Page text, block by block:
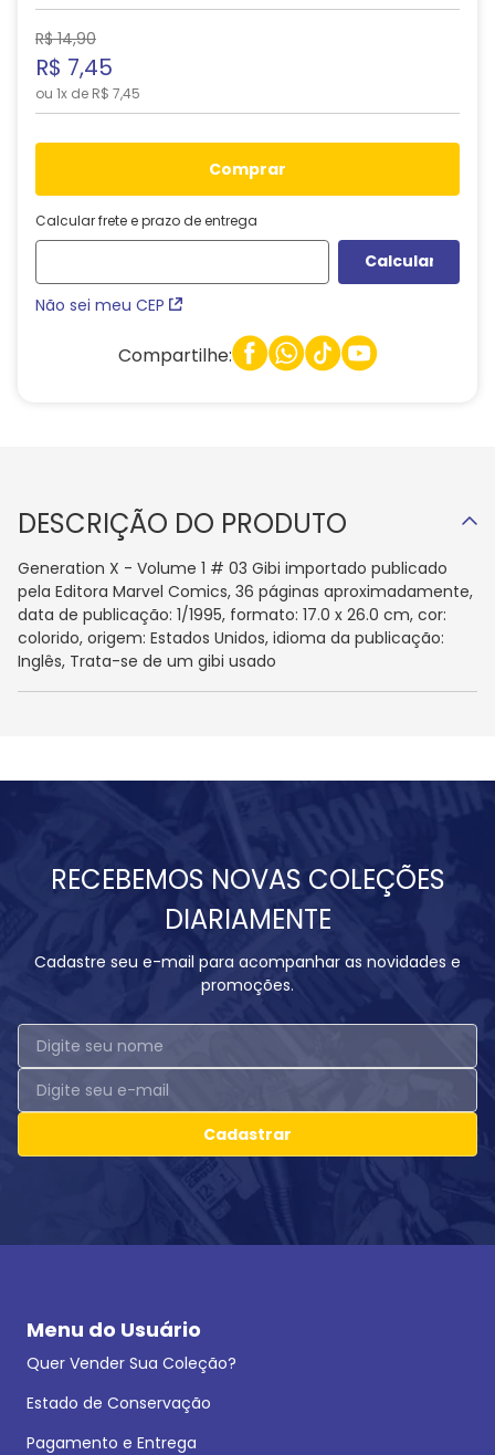
R$ 14,90
R$ 7,45
ou 1x de R$ 7,45
comprar
Calcular frete e prazo de entrega
Não sei meu CEP
Compartilhe:
DESCRIÇÃO DO PRODUTO
Generation X - Volume 1 # 03 Gibi importado publicado
pela Editora Marvel Comics, 36 páginas aproximadamente,
data de publicação: 1/1995, formato: 17.0 x 26.0 cm, cor:
colorido, origem: Estados Unidos, idioma da publicação:
Inglês, Trata-se de um gibi usado
RECEBEMOS NOVAS COLEÇÕES
DIARIAMENTE
Cadastre seu e-mail para acompanhar as novidades e
promoções.
Cadastrar
Menu do Usuário
Quer Vender Sua Coleção?
Estado de Conservação
Pagamento e Entrega